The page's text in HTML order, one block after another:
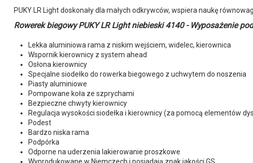
PUKY LR Light doskonały dla małych odkrywców, wspiera naukę
Rowerek biegowy PUKY LR Light niebieski 4140 - Wyposażenie
Lekka aluminiowa rama z niskim wejściem, widelec, kierownica
Wspornik kierownicy z system ahead
Osłona kierownicy
Specjalne siodełko do rowerka biegowego z uchwytem do noszenia
Piasty aluminiowe
Pompowane koła ze szprychami
Bezpieczne chwyty kierownicy
Regulacja wysokości siodełka i kierownicy (za pomocą elementów
Podest
Bardzo niska rama
Podpórka
Odporne na uderzenia lakierowanie proszkowe
Wyprodukowane w Niemczech i posiadają znak jakości GS